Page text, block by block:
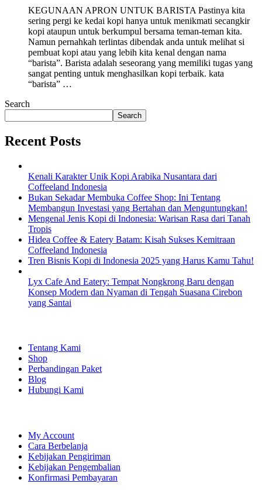
KEGUNAAN APRON UNTUK BARISTA Pastinya kita
sering pergi ke kedai kopi hanya untuk menikmati secangkir
kopi ataupun untuk berkumpul bersama teman-teman kita.
Namun pernahkah terlintas dibendak anda untuk melihat si
pembuat kopi atau yang lebih kita kenal dengan nama
“barista”. Barista adalah seseorang yang memiliki tugas yang
sangat penting untuk menghasilkan kopi terbaik. kata
“barista” …
Search
Search
Recent Posts
Kenali Karakter Unik Kopi Arabika Nusantara dari
Coffeeland Indonesia
Bukan Sekadar Membuka Coffee Shop: Ini Tentang
Membangun Investasi yang Bertahan dan Menguntungkan!
Mengenal Jenis Kopi di Indonesia: Warisan Rasa dari Tanah
Tropis
Hidea Coffee & Eatery Batam: Kisah Sukses Kemitraan
Coffeeland Indonesia
Tren Bisnis Kopi di Indonesia 2025 yang Harus Kamu Tahu!
Lyx Cafe And Eatery: Tempat Nongkrong Baru dengan
Konsep Modern dan Nyaman di Tengah Suasana Cirebon
yang Santai
Tentang Kami
Shop
Perbandingan Paket
Blog
Hubungi Kami
My Account
Cara Berbelanja
Kebijakan Pengiriman
Kebijakan Pengembalian
Konfirmasi Pembayaran